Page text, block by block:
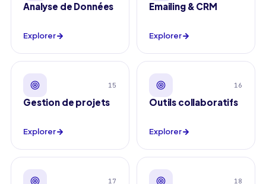
Analyse de Données
Explorer
Emailing & CRM
Explorer
15
Gestion de projets
Explorer
16
Outils collaboratifs
Explorer
17 18